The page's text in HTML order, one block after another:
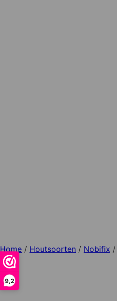
9,2
Home / Houtsoorten / Nobifix /